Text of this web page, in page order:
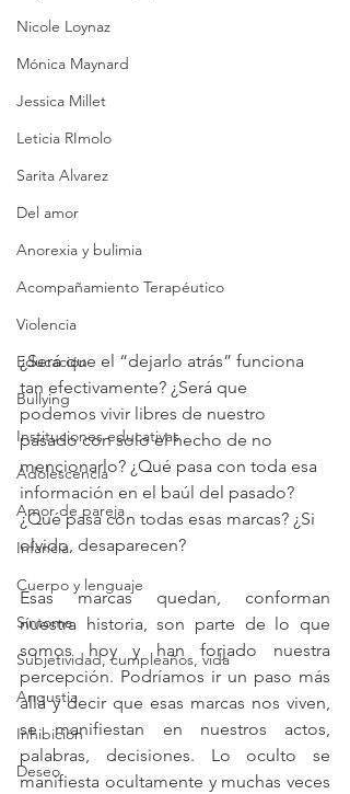
Nicole Loynaz
Mónica Maynard
Jessica Millet
Leticia RImolo
Sarita Alvarez
Del amor
Anorexia y bulimia
Acompañamiento Terapéutico
Violencia
Educación
Bullying
Instituciones educativas
Adolescencia
Amor de pareja
Infancia
Cuerpo y lenguaje
Síntoma
Subjetividad, cumpleaños, vida
Angustia
Inhibición
Deseo
¿Será que el “dejarlo atrás” funciona
tan efectivamente? ¿Será que
podemos vivir libres de nuestro
pasado con solo el hecho de no
mencionarlo? ¿Qué pasa con toda esa
información en el baúl del pasado?
¿Qué pasa con todas esas marcas? ¿Si
olvido, desaparecen?
Esas marcas quedan, conforman
nuestra historia, son parte de lo que
somos hoy y han forjado nuestra
percepción. Podríamos ir un paso más
allá y decir que esas marcas nos viven,
se manifiestan en nuestros actos,
palabras, decisiones. Lo oculto se
manifiesta ocultamente y muchas veces